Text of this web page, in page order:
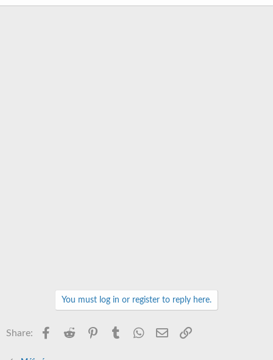
You must log in or register to reply here.
Share: Facebook
Reddit PinterestTumblr WhatsApp
Email